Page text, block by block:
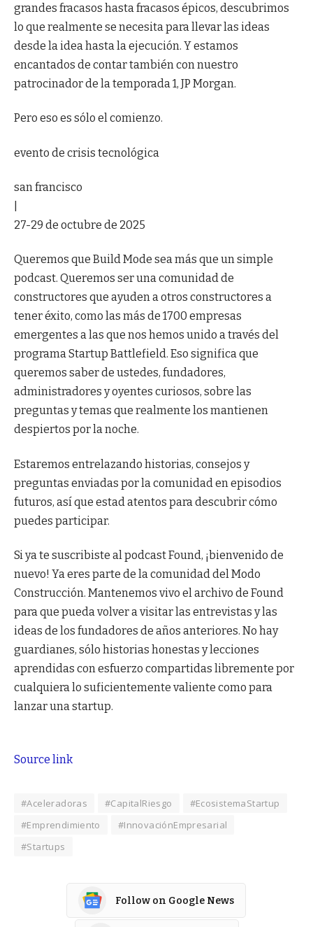
grandes fracasos hasta fracasos épicos, descubrimos
lo que realmente se necesita para llevar las ideas
desde la idea hasta la ejecución. Y estamos
encantados de contar también con nuestro
patrocinador de la temporada 1, JP Morgan.
Pero eso es sólo el comienzo.
evento de crisis tecnológica
san francisco
27-29 de octubre de 2025
Queremos que Build Mode sea más que un simple
podcast. Queremos ser una comunidad de
constructores que ayuden a otros constructores a
tener éxito, como las más de 1700 empresas
emergentes a las que nos hemos unido a través del
programa Startup Battlefield. Eso significa que
queremos saber de ustedes, fundadores,
administradores y oyentes curiosos, sobre las
preguntas y temas que realmente los mantienen
despiertos por la noche.
Estaremos entrelazando historias, consejos y
preguntas enviadas por la comunidad en episodios
futuros, así que estad atentos para descubrir cómo
puedes participar.
Si ya te suscribiste al podcast Found, ¡bienvenido de
nuevo! Ya eres parte de la comunidad del Modo
Construcción. Mantenemos vivo el archivo de Found
para que pueda volver a visitar las entrevistas y las
ideas de los fundadores de años anteriores. No hay
guardianes, sólo historias honestas y lecciones
aprendidas con esfuerzo compartidas libremente por
cualquiera lo suficientemente valiente como para
lanzar una startup.
Source link
#Aceleradoras #CapitalRiesgo
#EcosistemaStartup
#Emprendimiento
#InnovaciónEmpresarial
#Startups
Follow on Google News